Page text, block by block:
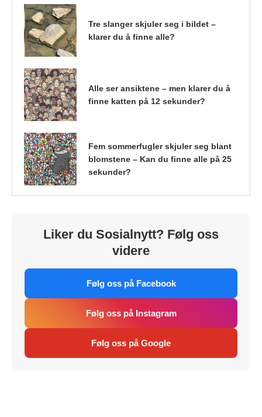
Tre slanger skjuler seg i bildet –
klarer du å finne alle?
Alle ser ansiktene – men klarer du å
finne katten på 12 sekunder?
Fem sommerfugler skjuler seg blant
blomstene – Kan du finne alle på 25
sekunder?
Liker du Sosialnytt? Følg oss
videre
Følg oss på Facebook
Følg oss på Instagram
Følg oss på Google